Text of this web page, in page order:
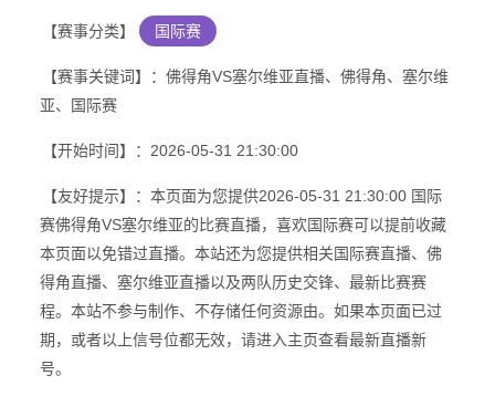
【赛事分类】 国际赛
【赛事关键词】：佛得角VS塞尔维亚直播、佛得角、塞尔维
亚、国际赛
【开始时间】：2026-05-31 21:30:00
【友好提示】：本页面为您提供2026-05-31 21:30:00 国际
赛佛得角VS塞尔维亚的比赛直播，喜欢国际赛可以提前收藏
本页面以免错过直播。本站还为您提供相关国际赛直播、佛
得角直播、塞尔维亚直播以及两队历史交锋、最新比赛赛
程。本站不参与制作、不存储任何资源由。如果本页面已过
期，或者以上信号位都无效，请进入主页查看最新直播新
号。